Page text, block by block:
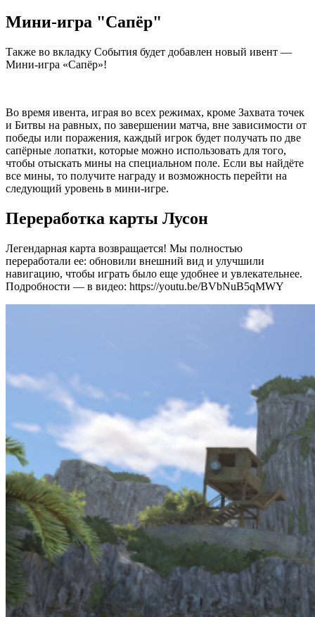
Мини-игра "Сапёр"
Также во вкладку События будет добавлен новый ивент —
Мини-игра «Сапёр»!
Во время ивента, играя во всех режимах, кроме Захвата точек
и Битвы на равных, по завершении матча, вне зависимости от
победы или поражения, каждый игрок будет получать по две
сапёрные лопатки, которые можно использовать для того,
чтобы отыскать мины на специальном поле. Если вы найдёте
все мины, то получите награду и возможность перейти на
следующий уровень в мини-игре.
Переработка карты Лусон
Легендарная карта возвращается! Мы полностью
переработали ее: обновили внешний вид и улучшили
навигацию, чтобы играть было еще удобнее и увлекательнее.
Подробности — в видео: https://youtu.be/BVbNuB5qMWY